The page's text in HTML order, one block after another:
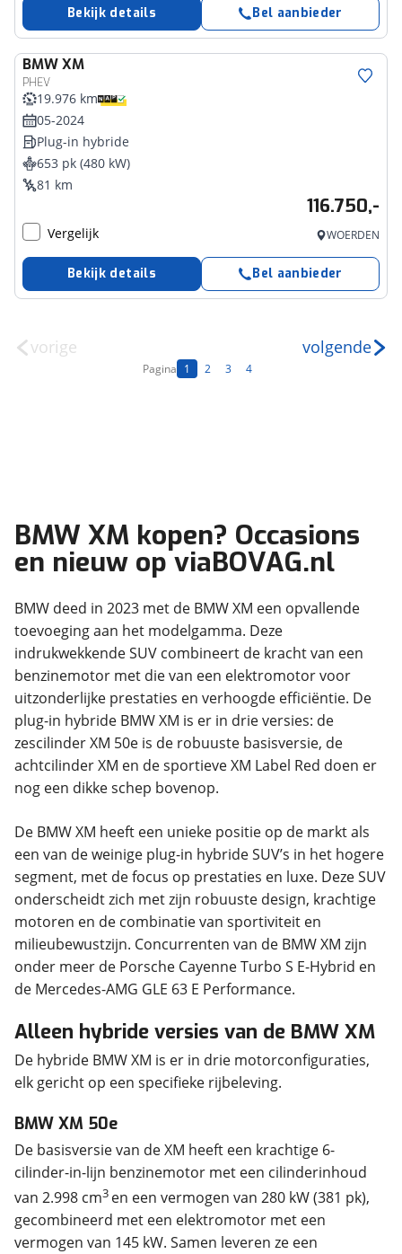
Bekijk details Bel aanbieder
BMWXM
PHEV
19.976 km
05-2024
Plug-in hybride
653 pk (480 kW)
81 km
116.750,-
Vergelijk WOERDEN
Bekijk details Bel aanbieder
vorige
Pagina 1 2 3 4
volgende
BMW XM kopen? Occasions
en nieuw op viaBOVAG.nl
BMW deed in 2023 met de BMW XM een opvallende
toevoeging aan het modelgamma. Deze
indrukwekkende SUV combineert de kracht van een
benzinemotor met die van een elektromotor voor
uitzonderlijke prestaties en verhoogde efficiëntie. De
plug-in hybride BMW XM is er in drie versies: de
zescilinder XM 50e is de robuuste basisversie, de
achtcilinder XM en de sportieve XM Label Red doen er
nog een dikke schep bovenop.
De BMW XM heeft een unieke positie op de markt als
een van de weinige plug-in hybride SUV’s in het hogere
segment, met de focus op prestaties en luxe. Deze SUV
onderscheidt zich met zijn robuuste design, krachtige
motoren en de combinatie van sportiviteit en
milieubewustzijn. Concurrenten van de BMW XM zijn
onder meer de Porsche Cayenne Turbo S E-Hybrid en
de Mercedes-AMG GLE 63 E Performance.
Alleen hybride versies van de BMW XM
De hybride BMW XM is er in drie motorconfiguraties,
elk gericht op een specifieke rijbeleving.
BMW XM 50e
De basisversie van de XM heeft een krachtige 6-
cilinder-in-lijn benzinemotor met een cilinderinhoud
van 2.998 cm3 en een vermogen van 280 kW (381 pk),
gecombineerd met een elektromotor met een
vermogen van 145 kW. Samen leveren ze een